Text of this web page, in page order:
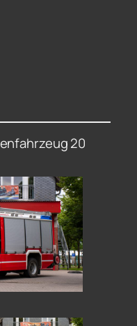
20